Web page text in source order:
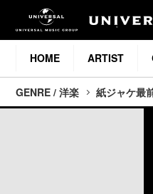
HOME ARTIST
GENRE / 洋楽 紙ジャケ最